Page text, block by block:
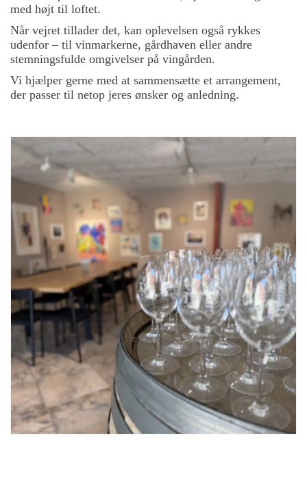
med højt til loftet.
Når vejret tillader det, kan oplevelsen også rykkes
udenfor – til vinmarkerne, gårdhaven eller andre
stemningsfulde omgivelser på vingården.
Vi hjælper gerne med at sammensætte et arrangement,
der passer til netop jeres ønsker og anledning.